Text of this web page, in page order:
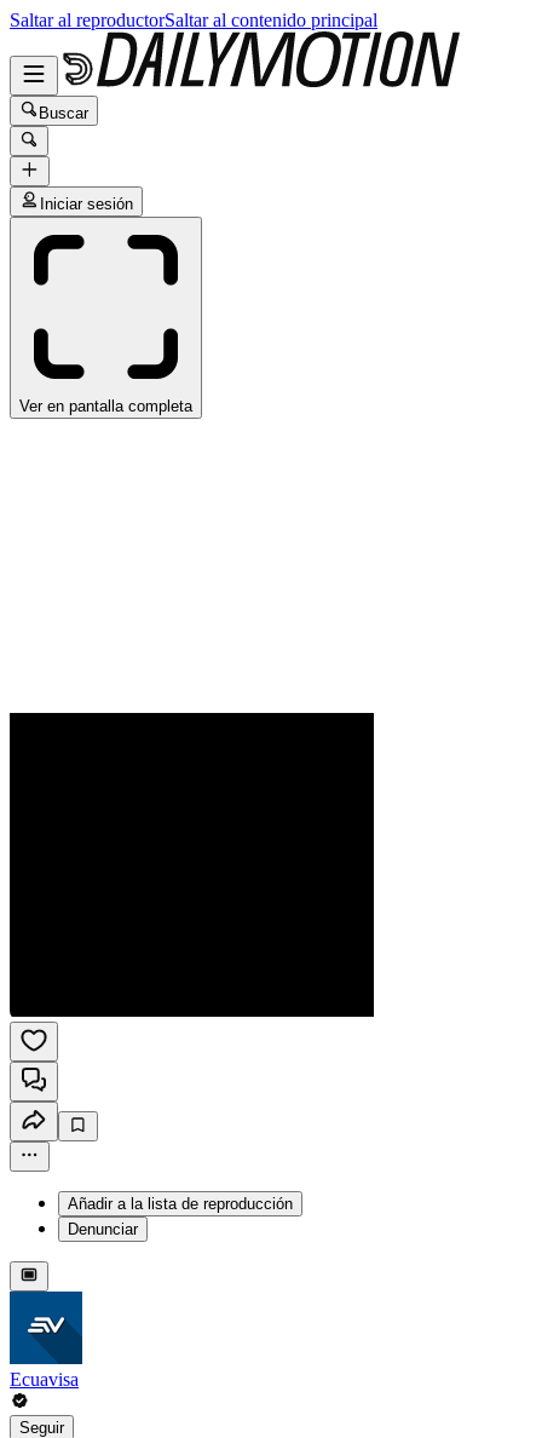
Saltar al reproductorSaltar al contenido principal
Buscar
Iniciar sesión
Ver en pantalla completa
Añadir a la lista de reproducción
Denunciar
Ecuavisa
Seguir